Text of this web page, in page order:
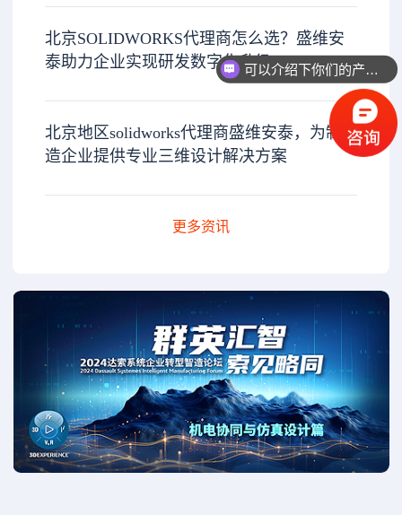
北京SOLIDWORKS代理商怎么选？盛维安
泰助力企业实现研发数字化升级
北京地区solidworks代理商盛维安泰，为制
造企业提供专业三维设计解决方案
更多资讯
你们是怎么收费的呢？